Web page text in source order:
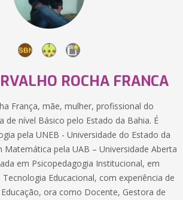
ROCHA FRANCA
França, mãe, mulher, profissional do
de nível Básico pelo Estado da Bahia. É
pela UNEB - Universidade do Estado da
Matemática pela UAB – Universidade Aberta
em Psicopedagogia Institucional, em
Educacional, com experiência de
ora como Docente, Gestora de